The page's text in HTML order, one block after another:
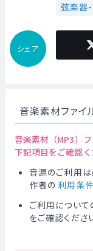
弦楽器
シェア
音楽素材ファイ
音楽素材（MP3）
下記項目をご確認く
音源のご利用は
作者の 利用条件
ご利用につい
をご確認くださ